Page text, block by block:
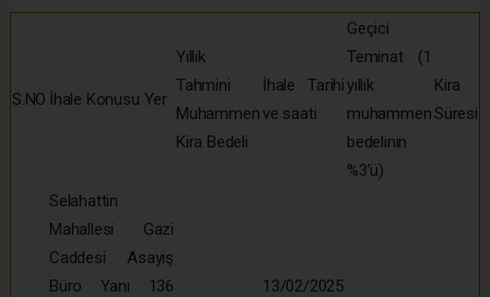
S.NO İhale Konusu Yer
Yıllık
Tahmini
Muhammen
Kira Bedeli
İhale Tarihi
ve saati
Geçici
Teminat (1
yıllık
muhammen
bedelinin
%3’ü)
Kira
Süresi
Selahattin
Mahallesi Gazi
Caddesi Asayiş
Büro Yanı 136
13/02/2025